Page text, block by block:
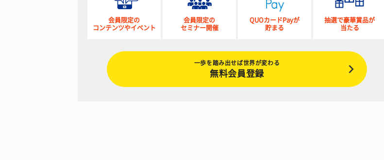
会員限定の
コンテンツやイベント
会員限定の
セミナー開催
QUOカードPayが
貯まる
抽選で豪華賞品が
当たる
一歩を踏み出せば世界が変わる
無料会員登録